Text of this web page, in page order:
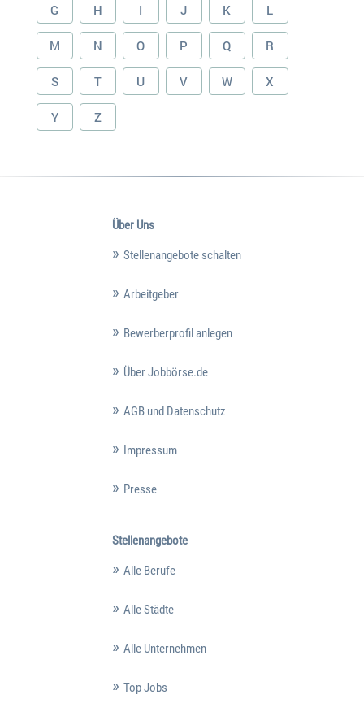
G H I J K L
M N O P Q R
S T U V W X
Y Z
Über Uns
Stellenangebote schalten
Arbeitgeber
Bewerberprofil anlegen
Über Jobbörse.de
AGB und Datenschutz
Impressum
Presse
Stellenangebote
Alle Berufe
Alle Städte
Alle Unternehmen
Top Jobs